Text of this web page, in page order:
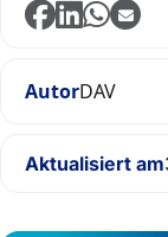
AutorDAV
Aktualisiert am